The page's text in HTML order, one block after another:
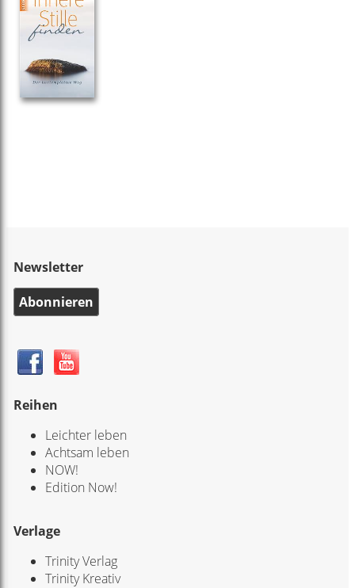
Newsletter
Abonnieren
Reihen
Leichter leben
Achtsam leben
NOW!
Edition Now!
Verlage
Trinity Verlag
Trinity Kreativ